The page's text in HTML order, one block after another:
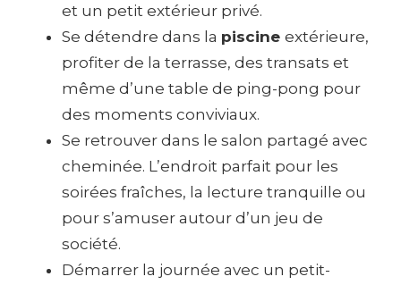
et un petit extérieur privé.
Se détendre dans la piscine extérieure,
profiter de la terrasse, des transats et
même d’une table de ping-pong pour
des moments conviviaux.
Se retrouver dans le salon partagé avec
cheminée. L’endroit parfait pour les
soirées fraîches, la lecture tranquille ou
pour s’amuser autour d’un jeu de
société.
Démarrer la journée avec un petit-